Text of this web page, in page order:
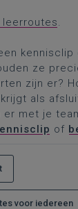
.
kennisclip
ze
zijn er?
als
er met je
of
voor iedereen